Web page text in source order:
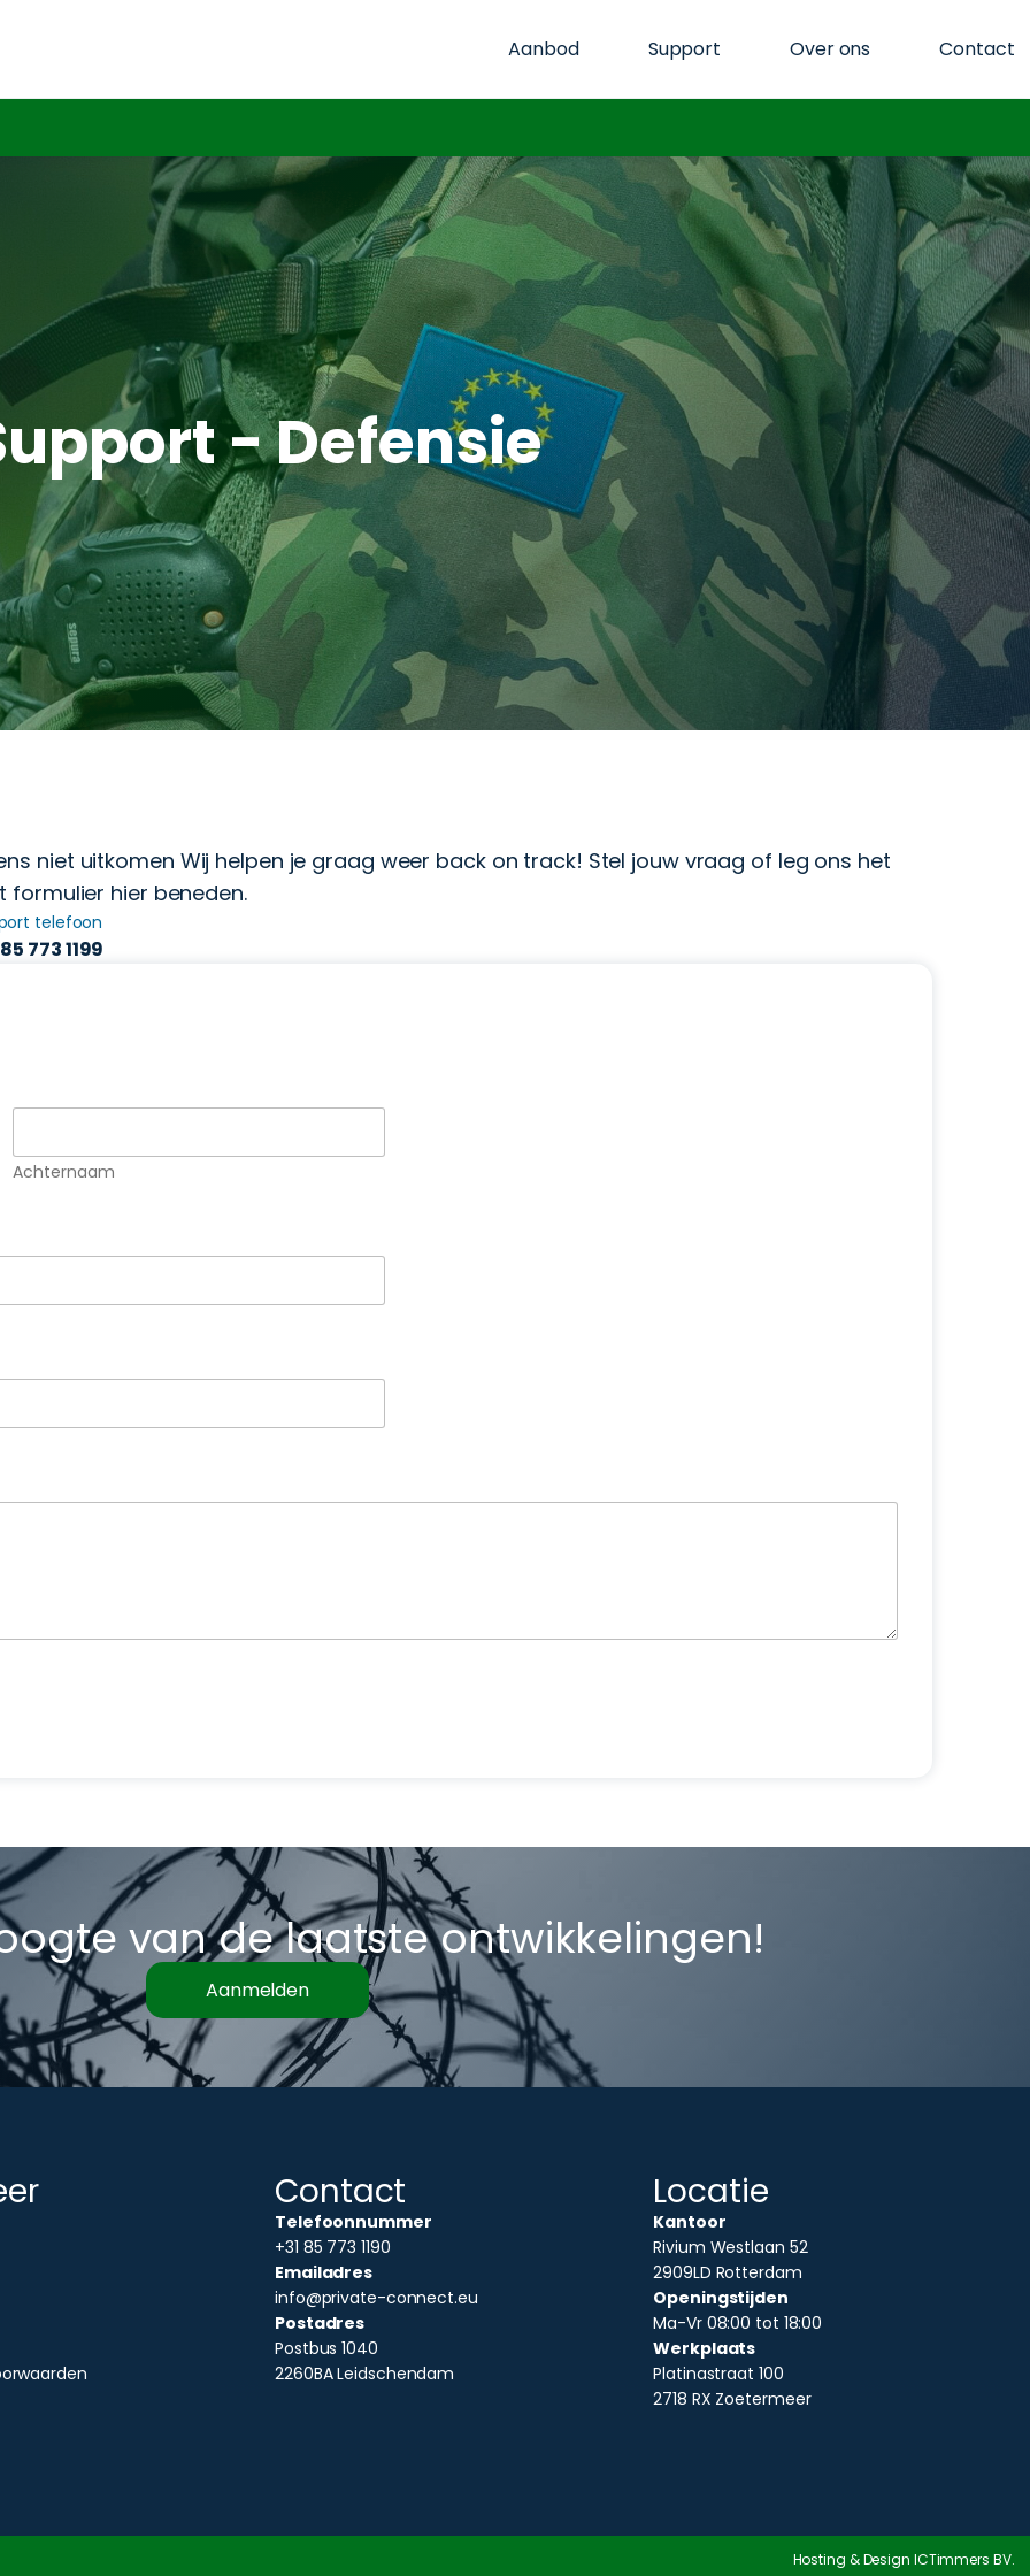
Aanbod
Support Over ons Contact
- Defensie
niet uitkomen Wij helpen je graag weer back on track! Stel jouw vraag of leg ons het
hier beneden.
telefoon
773 1199
Achternaam
van de laatste ontwikkelingen!
Aanmelden
Contact
Telefoonnummer
+31 85 773 1190
Emailadres
info@private-connect.eu
Postadres
Postbus 1040
2260BA Leidschendam
Locatie
Kantoor
Rivium Westlaan 52
2909LD Rotterdam
Openingstijden
Ma-Vr 08:00 tot 18:00
Werkplaats
Platinastraat 100
2718 RX Zoetermeer
Hosting & Design ICTimmers BV.